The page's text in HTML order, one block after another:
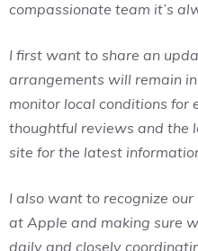
compassionate team it’s
I first want to share an
arrangements will remain
monitor local conditions for
thoughtful reviews and the
site for the latest
I also want to recognize
at Apple and making sure
daily and closely